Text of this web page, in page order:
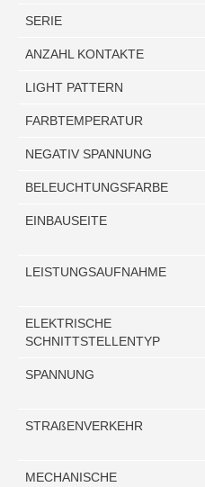
SERIE
ANZAHL KONTAKTE
LIGHT PATTERN
FARBTEMPERATUR
NEGATIV SPANNUNG
BELEUCHTUNGSFARBE
EINBAUSEITE
LEISTUNGSAUFNAHME
ELEKTRISCHE
SCHNITTSTELLENTYP
SPANNUNG
STRAßENVERKEHR
MECHANISCHE